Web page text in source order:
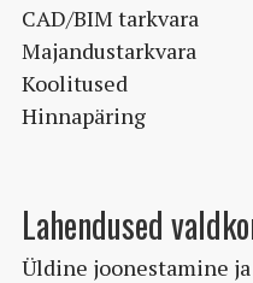
CAD/BIM tarkvara
Majandustarkvara
Koolitused
Hinnapäring
Lahendused
Üldine joonestamine